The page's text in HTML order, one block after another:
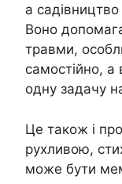
а
Воно
травми,
самостійно, а
одну задачу
Це також і
рухливою,
може бути